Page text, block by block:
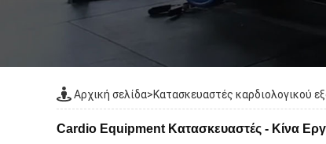
Αρχική σελίδα>Κατασκευαστές καρδιολογικού
Cardio Equipment Κατασκευαστές - Κίνα